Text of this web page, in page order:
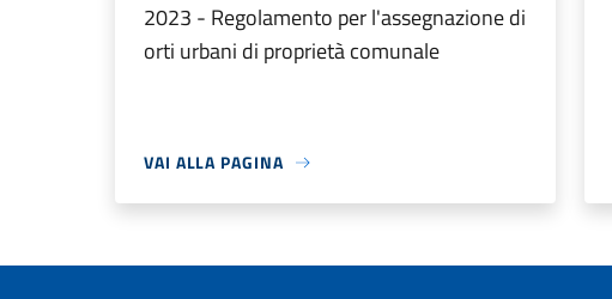
2023 - Regolamento per l'assegnazione di
orti urbani di proprietà comunale
VAI ALLA PAGINA